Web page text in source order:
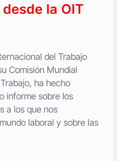
la OIT
del Trabajo
Comisión Mundial
ha hecho
informe sobre los
a los que nos
laboral y sobre las